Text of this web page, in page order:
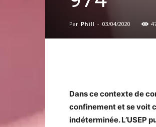
Par Phill - 03/04/2020
Dans ce contexte de
confinement et se voit
indéterminée. L’USEP